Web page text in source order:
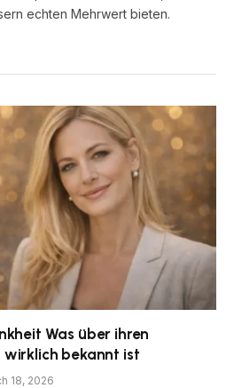
echten Mehrwert bieten.
Was über ihren
bekannt ist
18, 2026